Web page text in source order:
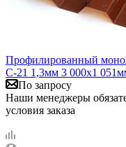
Профилированный
С-21 1,3мм 3 000х1
По запросу
Наши менеджеры
условия заказа